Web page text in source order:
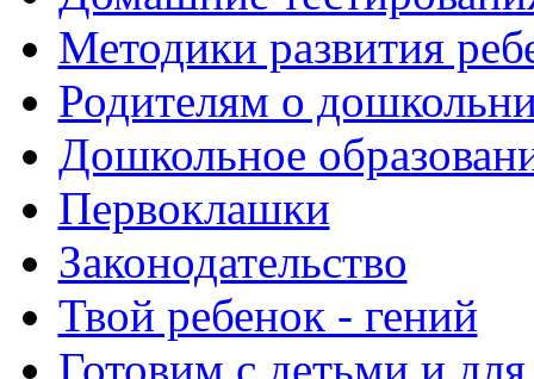
Методики развития
Родителям о
Дошкольное
Первоклашки
Законодательство
Твой ребенок - гений